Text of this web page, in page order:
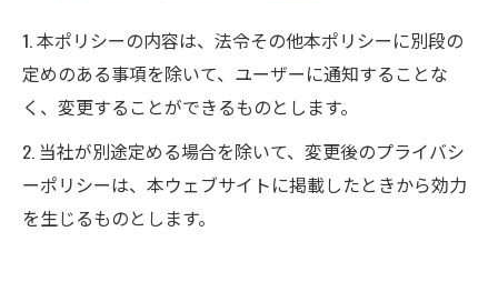
1. 本ポリシーの内容は、法令その他本ポリシーに別段の
定めのある事項を除いて、ユーザーに通知することな
く、変更することができるものとします。
2. 当社が別途定める場合を除いて、変更後のプライバシ
ーポリシーは、本ウェブサイトに掲載したときから効力
を生じるものとします。